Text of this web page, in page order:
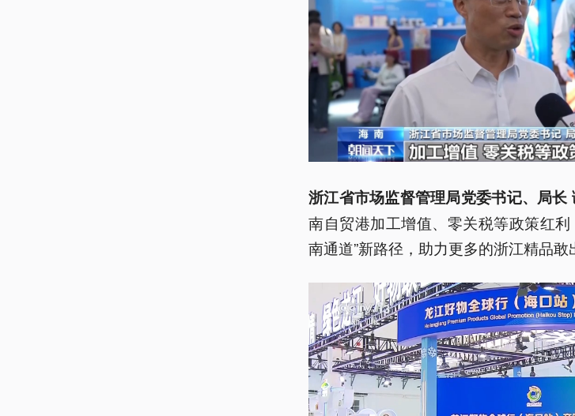
浙江省市场监督管理局党委书记、局长
南自贸港加工增值、零关税等政策红
南通道”新路径，助力更多的浙江精品敢